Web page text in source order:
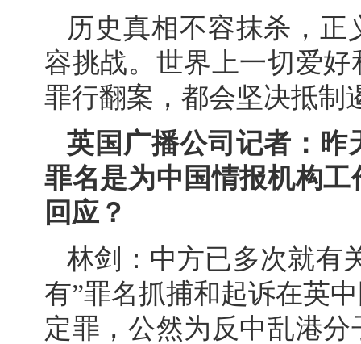
历史真相不容抹杀，
容挑战。世界上一切爱
罪行翻案，都会坚决抵制
英国广播公司记者：昨
罪名是为中国情报机构
回应？
林剑：中方已多次就有
有”罪名抓捕和起诉在英
定罪，公然为反中乱港